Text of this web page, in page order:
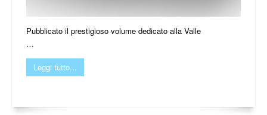
Pubblicato il prestigioso volume dedicato alla Valle
…
Leggi tutto...